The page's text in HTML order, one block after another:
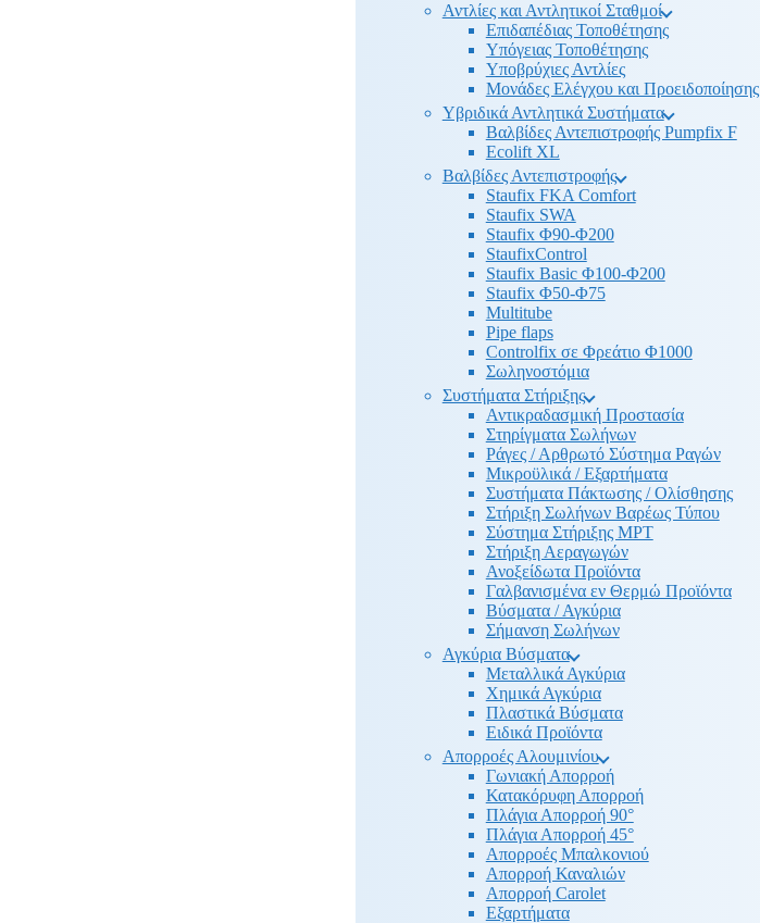
Αντλίες και Αντλητικοί Σταθμοί
Επιδαπέδιας Τοποθέτησης
Υπόγειας Τοποθέτησης
Υποβρύχιες Αντλίες
Μονάδες Ελέγχου και Προειδοποίησης
Υβριδικά Αντλητικά Συστήματα
Βαλβίδες Αντεπιστροφής Pumpfix F
Ecolift XL
Βαλβίδες Αντεπιστροφής
Staufix FKA Comfort
Staufix SWA
Staufix Φ90-Φ200
StaufixControl
Staufix Basic Φ100-Φ200
Staufix Φ50-Φ75
Multitube
Pipe flaps
Controlfix σε Φρεάτιο Φ1000
Σωληνοστόμια
Συστήματα Στήριξης
Αντικραδασμική Προστασία
Στηρίγματα Σωλήνων
Ράγες / Αρθρωτό Σύστημα Ραγών
Μικροϋλικά / Εξαρτήματα
Συστήματα Πάκτωσης / Ολίσθησης
Στήριξη Σωλήνων Βαρέως Τύπου
Σύστημα Στήριξης MPT
Στήριξη Αεραγωγών
Ανοξείδωτα Προϊόντα
Γαλβανισμένα εν Θερμώ Προϊόντα
Βύσματα / Αγκύρια
Σήμανση Σωλήνων
Αγκύρια Βύσματα
Μεταλλικά Αγκύρια
Χημικά Αγκύρια
Πλαστικά Βύσματα
Ειδικά Προϊόντα
Απορροές Αλουμινίου
Γωνιακή Απορροή
Κατακόρυφη Απορροή
Πλάγια Απορροή 90°
Πλάγια Απορροή 45°
Απορροές Μπαλκονιού
Απορροή Καναλιών
Απορροή Carolet
Εξαρτήματα